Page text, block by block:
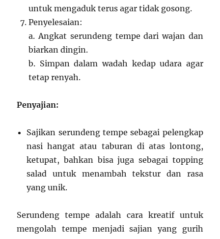
untuk mengaduk terus agar tidak gosong.
Penyelesaian:
a. Angkat serundeng tempe dari wajan dan
biarkan dingin.
b. Simpan dalam wadah kedap udara agar
tetap renyah.
Penyajian:
Sajikan serundeng tempe sebagai pelengkap
nasi hangat atau taburan di atas lontong,
ketupat, bahkan bisa juga sebagai topping
salad untuk menambah tekstur dan rasa
yang unik.
Serundeng tempe adalah cara kreatif untuk
mengolah tempe menjadi sajian yang gurih